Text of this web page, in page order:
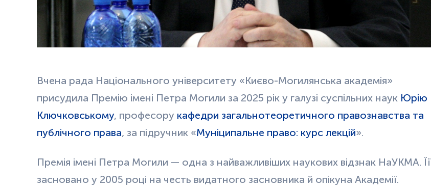
Вчена рада Національного університету «Києво-Могилянська академія»
присудила Премію імені Петра Могили за 2025 рік у галузі суспільних наук Юрію
Ключковському, професору кафедри загальнотеоретичного правознавства та
публічного права, за підручник «Муніципальне право: курс лекцій».
Премія імені Петра Могили — одна з найважливіших наукових відзнак НаУКМА. Її
засновано у 2005 році на честь видатного засновника й опікуна Академії.